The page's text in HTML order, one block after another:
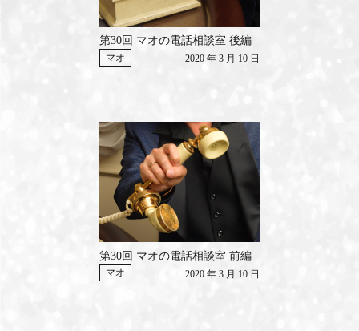
第30回 マオの電話相談室 後編
マオ
2020 年 3 月 10 日
第30回 マオの電話相談室 前編
マオ
2020 年 3 月 10 日